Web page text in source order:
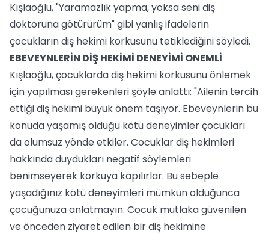
Kışlaoğlu, "Yaramazlık yapma, yoksa seni diş
doktoruna götürürüm" gibi yanlış ifadelerin
çocukların diş hekimi korkusunu tetiklediğini söyledi.
EBEVEYNLERİN DİŞ HEKİMİ DENEYİMİ ONEMLİ
Kışlaoğlu, çocuklarda diş hekimi korkusunu önlemek
için yapılması gerekenleri şöyle anlattı: "Ailenin tercih
ettiği diş hekimi büyük önem taşıyor. Ebeveynlerin bu
konuda yaşamış olduğu kötü deneyimler çocukları
da olumsuz yönde etkiler. Cocuklar diş hekimleri
hakkında duydukları negatif söylemleri
benimseyerek korkuya kapılırlar. Bu sebeple
yaşadığınız kötü deneyimleri mümkün olduğunca
çocuğunuza anlatmayın. Cocuk mutlaka güvenilen
ve önceden ziyaret edilen bir diş hekimine